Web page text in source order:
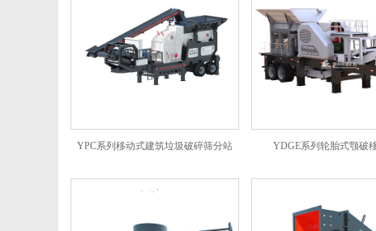
YPC系列移动式建筑垃圾破碎筛分站 YDGE系列轮胎式颚破